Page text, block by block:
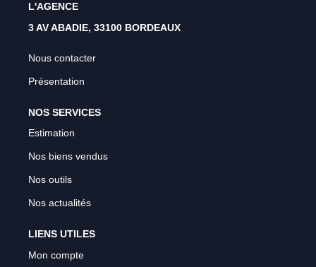
L'AGENCE
3 AV ABADIE, 33100 BORDEAUX
Nous contacter
Présentation
NOS SERVICES
Estimation
Nos biens vendus
Nos outils
Nos actualités
LIENS UTILES
Mon compte